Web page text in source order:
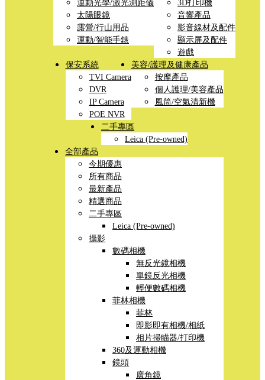
運動光學/激光測距儀
太陽眼鏡
露營/行山用品
運動/智能手錶
3D打印機
音響產品
影音線材及配件
顯示屏及配件
遊戲
保安系統
TVI Camera
DVR
IP Camera
POE NVR
美容/護理及健康產品
按摩產品
個人護理/美容產品
風筒/空氣清新機
二手專區
Leica (Pre-owned)
全部產品
今期優惠
所有商品
最新產品
精選商品
二手專區
Leica (Pre-owned)
攝影
數碼相機
無反光鏡相機
單鏡反光相機
輕便數碼相機
菲林相機
菲林
即影即有相機/相紙
相片掃瞄器/打印機
360及運動相機
鏡頭
廣角鏡